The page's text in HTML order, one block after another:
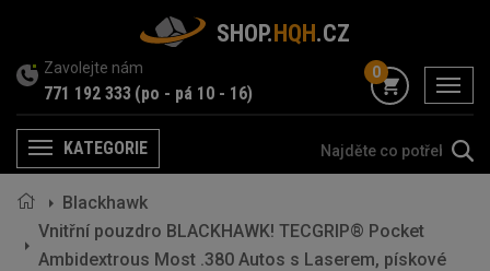
SHOP.HQH.CZ
Zavolejte nám
771 192 333 (po - pá 10 - 16) menu
0
MenuKATEGORIE
Blackhawk
Vnitřní pouzdro BLACKHAWK! TECGRIP® Pocket
Ambidextrous Most .380 Autos s Laserem, pískové